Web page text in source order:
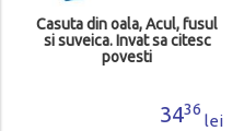
Casuta din oala, Acul, fusul
si suveica. Invat sa citesc
povesti
3436
lei